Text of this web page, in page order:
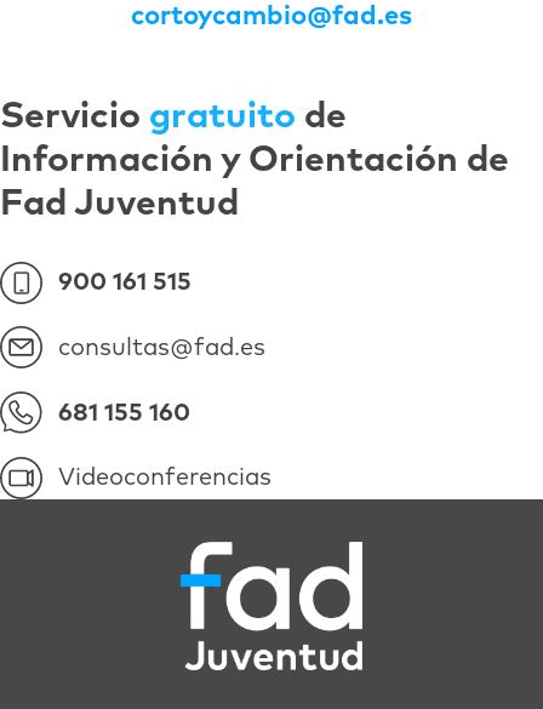
cortoycambio@fad.es
Servicio gratuito de
Información y Orientación de
Fad Juventud
900 161 515
consultas@fad.es
681 155 160
Videoconferencias